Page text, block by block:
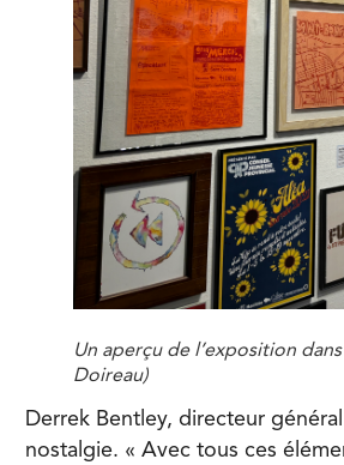
Un aperçu de l’exposition
Doireau)
Derrek Bentley, directeur
nostalgie. « Avec tous ces